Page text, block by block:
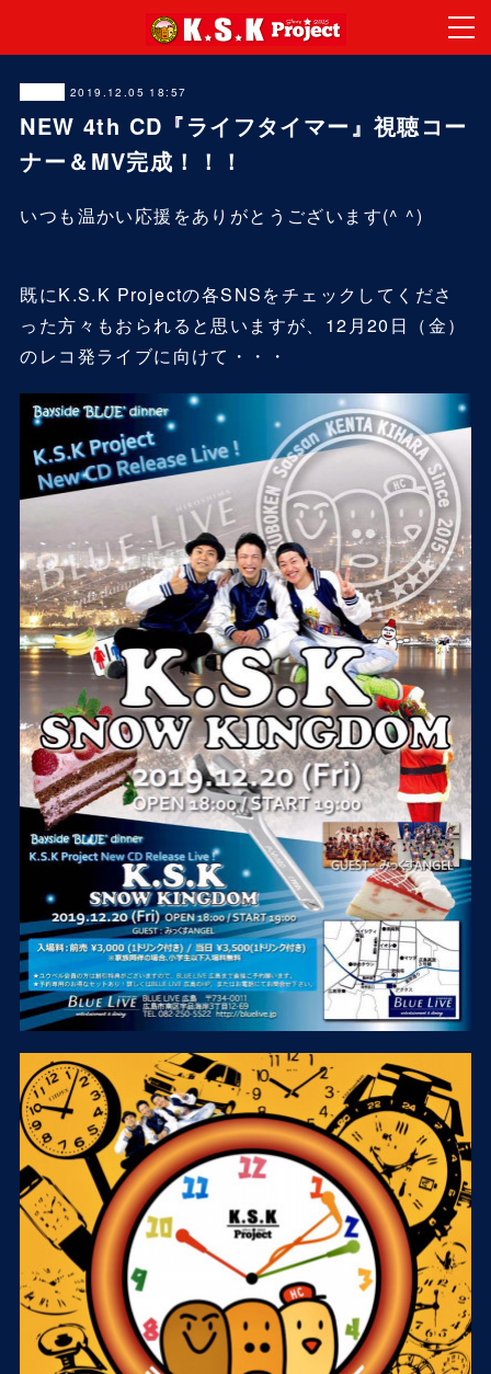
2019.12.05 18:57
NEW 4th CD『ライフタイマー』視聴コー
ナー＆MV完成！！！
いつも温かい応援をありがとうございます(^ ^)
既にK.S.K Projectの各SNSをチェックしてくださ
った方々もおられると思いますが、12月20日（金）
のレコ発ライブに向けて・・・